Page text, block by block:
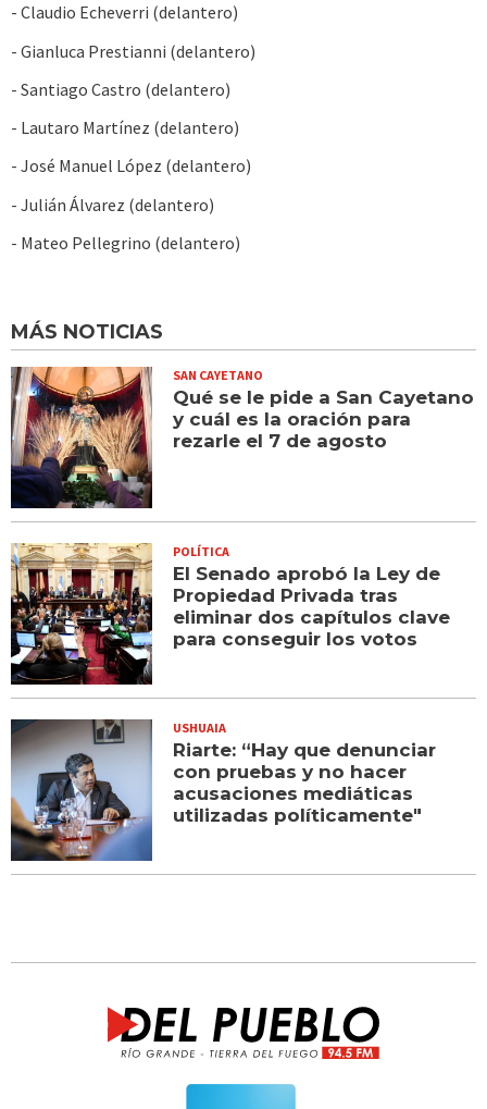
- Claudio Echeverri (delantero)
- Gianluca Prestianni (delantero)
- Santiago Castro (delantero)
- Lautaro Martínez (delantero)
- José Manuel López (delantero)
- Julián Álvarez (delantero)
- Mateo Pellegrino (delantero)
MÁS NOTICIAS
SAN CAYETANO
Qué se le pide a San Cayetano
y cuál es la oración para
rezarle el 7 de agosto
POLÍTICA
El Senado aprobó la Ley de
Propiedad Privada tras
eliminar dos capítulos clave
para conseguir los votos
USHUAIA
Riarte: “Hay que denunciar
con pruebas y no hacer
acusaciones mediáticas
utilizadas políticamente"